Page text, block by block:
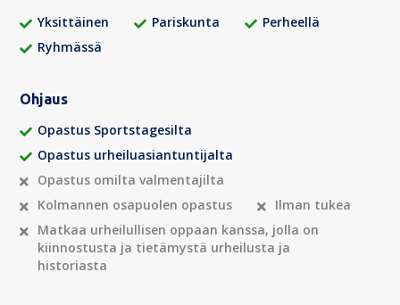
Yksittäinen Pariskunta
Perheellä
Ryhmässä
Ohjaus
Opastus Sportstagesilta
Opastus urheiluasiantuntijalta
Opastus omilta valmentajilta
Kolmannen osapuolen opastus
Ilman tukea
Matkaa urheilullisen oppaan kanssa, jolla on
kiinnostusta ja tietämystä urheilusta ja
historiasta